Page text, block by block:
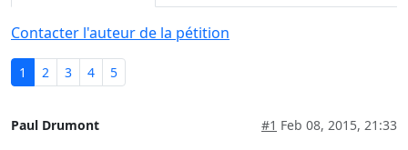
Contacter l'auteur de la pétition
1 2 3 4 5
Paul Drumont #1 Feb 08, 2015, 21:33